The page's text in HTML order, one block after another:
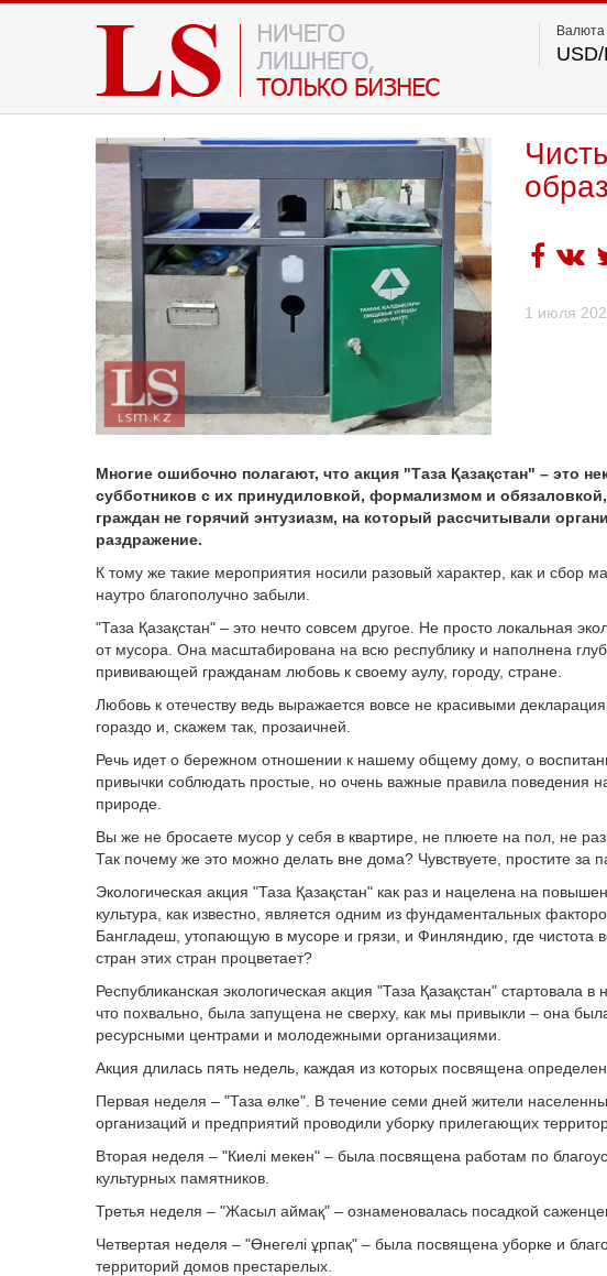
Валюта
1 июля
Многие ошибочно полагают, что акция "Таза Қазақстан" – это
субботников с их принудиловкой, формализмом и
граждан не горячий энтузиазм, на который рассчитывали
раздражение.
К тому же такие мероприятия носили разовый характер, как и сбор
наутро благополучно забыли.
"Таза Қазақстан" – это нечто совсем другое. Не просто локальная
от мусора. Она масштабирована на всю республику и наполнена
прививающей гражданам любовь к своему аулу, городу, стране.
Любовь к отечеству ведь выражается вовсе не красивыми
гораздо и, скажем так, прозаичней.
Речь идет о бережном отношении к нашему общему дому, о
привычки соблюдать простые, но очень важные правила поведения
природе.
Вы же не бросаете мусор у себя в квартире, не плюете на пол, не
Так почему же это можно делать вне дома? Чувствуете, простите за
Экологическая акция "Таза Қазақстан" как раз и нацелена на
культура, как известно, является одним из фундаментальных
Бангладеш, утопающую в мусоре и грязи, и Финляндию, где чистота
стран этих стран процветает?
Республиканская экологическая акция "Таза Қазақстан" стартовала
что похвально, была запущена не сверху, как мы привыкли – она
ресурсными центрами и молодежными организациями.
Акция длилась пять недель, каждая из которых посвящена
Первая неделя – "Таза өлке". В течение семи дней жители
организаций и предприятий проводили уборку прилегающих
Вторая неделя – "Киелі мекен" – была посвящена работам по
культурных памятников.
Третья неделя – "Жасыл аймақ" – ознаменовалась посадкой
Четвертая неделя – "Өнегелі ұрпақ" – была посвящена уборке и
территорий домов престарелых.